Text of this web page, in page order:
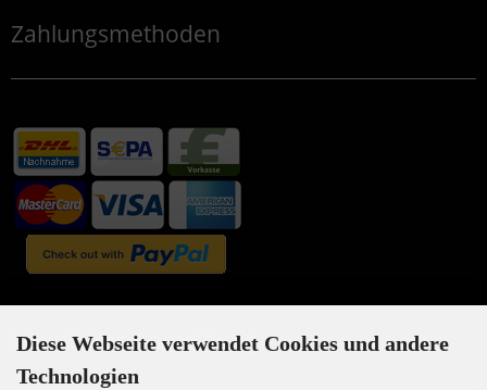
Zahlungsmethoden
Newsletter-Anmeldung
Diese Webseite verwendet Cookies und andere
Technologien